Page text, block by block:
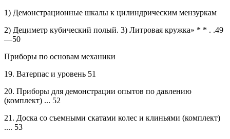
1) Демонстрационные шкалы к цилиндрическим мензуркам
2) Дециметр кубический полый. 3) Литровая кружка» * * . .49
—50
Приборы по основам механики
19. Ватерпас и уровень 51
20. Приборы для демонстрации опытов по давлению
(комплект) ... 52
21. Доска со съемными скатами колес и клиньями (комплект)
.... 53